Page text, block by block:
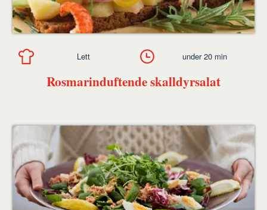
Rosmarinduftende skalldyrsalat
Lett under 20 min